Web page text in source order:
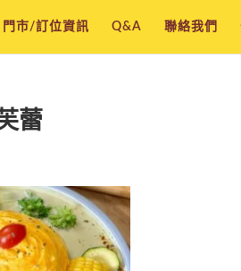
門市/訂位資訊 Q&A 聯絡我們
蕾